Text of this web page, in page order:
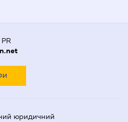
юридичний